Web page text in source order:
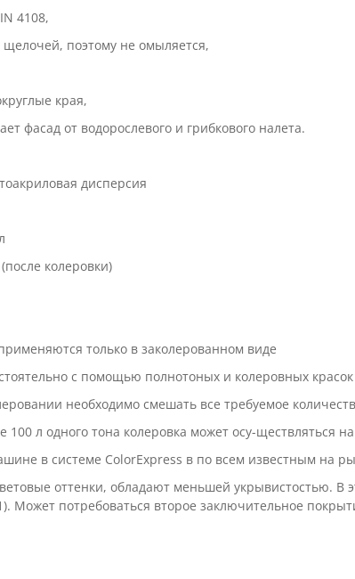
4108,
поэтому не омыляется,
края,
фасад от водорослевого и грибкового налета.
дисперсия
колеровки)
только в заколерованном виде
с помощью полнотоных и колеровных
необходимо смешать все требуемое
100 л одного тона колеровка может осу-ществляться
в системе ColorExpress в по всем известным на
оттенки, обладают меньшей укрывистостью. В
Может потребоваться второе заключительное